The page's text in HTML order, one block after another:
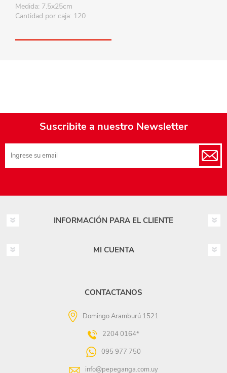
Medida: 7.5x25cm
Cantidad por caja: 120
Suscribite a nuestro Newsletter
INFORMACIÓN PARA EL CLIENTE
MI CUENTA
CONTACTANOS
Domingo Aramburú 1521
2204 0164*
095 977 750
info@pepeganga.com.uy